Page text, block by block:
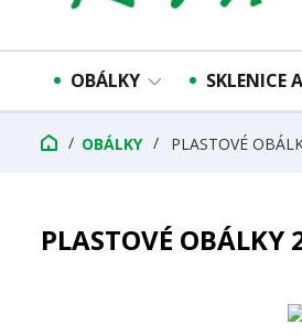
OBÁLKY SKLENICE
OBÁLKY PLASTOVÉ
PLASTOVÉ